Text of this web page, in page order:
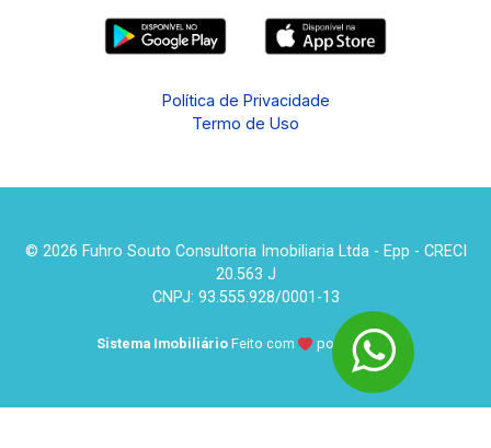
Política de Privacidade
Termo de Uso
© 2026 Fuhro Souto Consultoria Imobiliaria Ltda - Epp - CRECI
20.563 J
CNPJ: 93.555.928/0001-13
Sistema Imobiliário Feito com por KUROLE